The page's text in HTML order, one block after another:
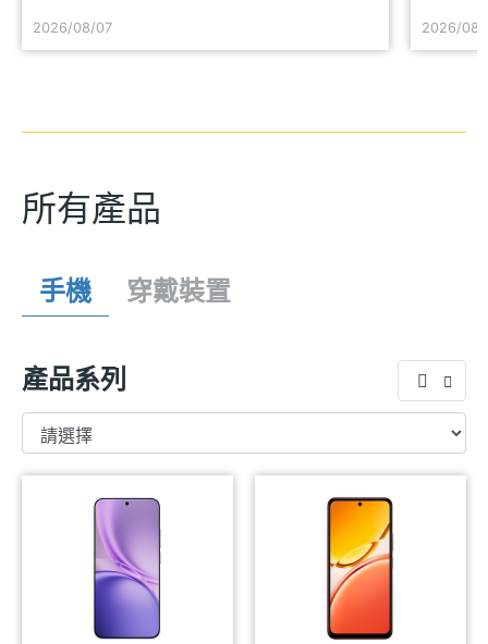
2026/08/07 2026/08/
所有產品
手機 穿戴裝置
產品系列